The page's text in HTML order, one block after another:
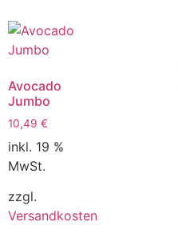
Avocado
Jumbo
10,49 €
inkl. 19 %
MwSt.
zzgl.
Versandkosten